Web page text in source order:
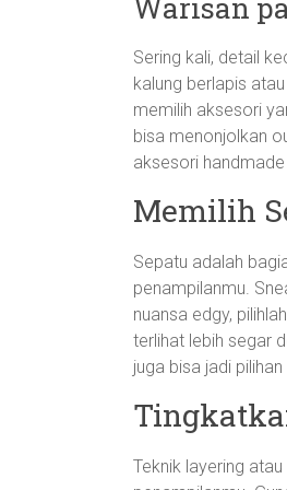
Warisan
Sering kali, detail
kalung berlapis
memilih aksesori
bisa menonjolkan
aksesori
Memilih
Sepatu adalah
penampilanmu.
nuansa edgy,
terlihat lebih segar
juga bisa jadi
Teknik layering